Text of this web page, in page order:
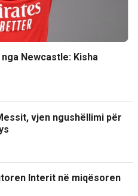
Newcastle: Kisha
vjen ngushëllimi për
Interit në miqësoren